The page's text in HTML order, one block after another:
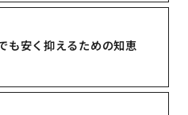
も安く抑えるための知恵